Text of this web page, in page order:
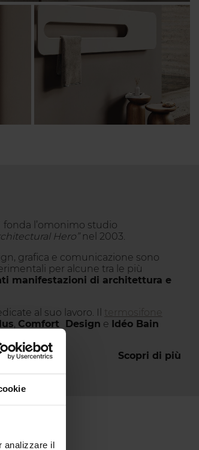
analizzare il
fonda l’omonimo studio
Hero”nel 2003.
grafica e comunicazione sono
per alcune tra le più
manifestazioni di architettura e
al suo lavoro. Il termosifone
, Comfort Design e Idéo Bain
Scopri di più